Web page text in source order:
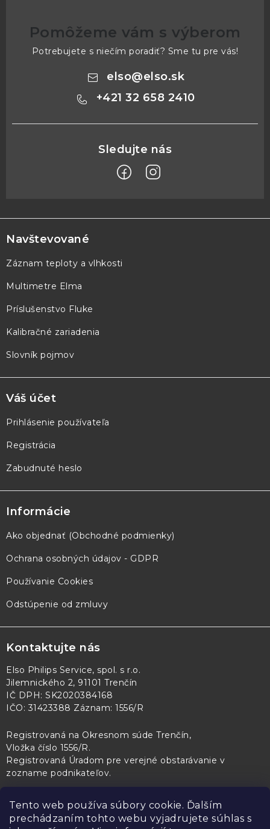
Tento web používa súbory cookie. Ďalším
prechádzaním tohto webu vyjadrujete súhlas s
Pomôžeme vám s výberom
Potrebujete s niečím poradiť? Sme tu pre vás!
elso@elso.sk
+421 32 658 2410
á
p
ä
e
Navštevované
Záznam teploty a vlhkosti
Multimetre Elma
Príslušenstvo Fluke
Kalibračné zariadenia
Slovník pojmov
Váš účet
Prihlásenie používateľa
Registrácia
Zabudnuté heslo
Informácie
Ako objednať (Obchodné podmienky)
Ochrana osobných údajov - GDPR
Používanie Cookies
Odstúpenie od zmluvy
Kontaktujte nás
Elso Philips Service, spol. s r.o.
Jilemnického 2, 91101 Trenčín
IČ DPH: SK2020384168
IČO: 31423388 Záznam: 1556/R
Registrovaná na Okresnom súde Trenčín,
Vložka číslo 1556/R.
Registrovaná Úradom pre verejné obstarávanie v
zozname podnikateľov.
PL Servis Kontroltech Technický skúšobný ústav Piešťany